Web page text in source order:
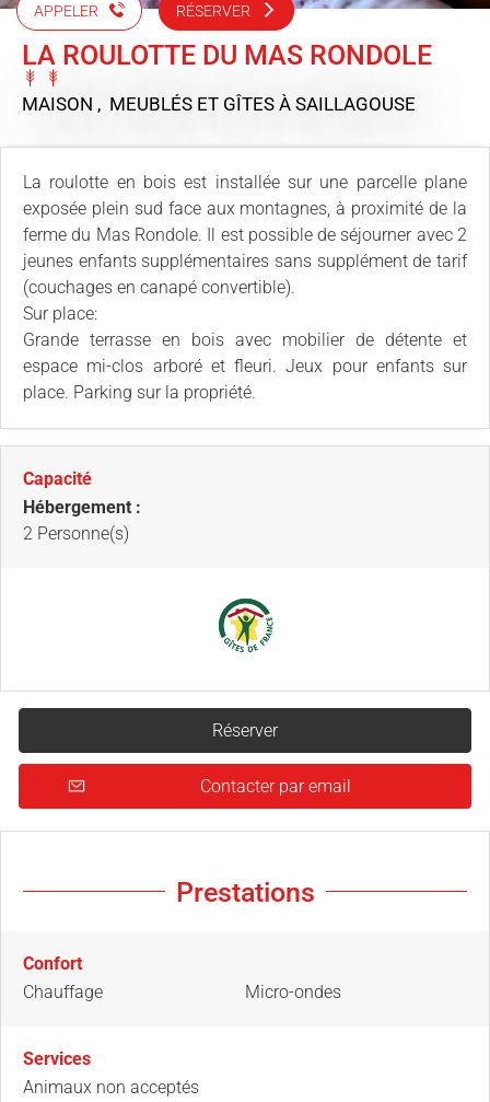
APPELER RÉSERVER
LA ROULOTTE DU MAS RONDOLE
MAISON , MEUBLÉS ET GÎTES À SAILLAGOUSE
La roulotte en bois est installée sur une parcelle plane
exposée plein sud face aux montagnes, à proximité de la
ferme du Mas Rondole. Il est possible de séjourner avec 2
jeunes enfants supplémentaires sans supplément de tarif
(couchages en canapé convertible).
Sur place:
Grande terrasse en bois avec mobilier de détente et
espace mi-clos arboré et fleuri. Jeux pour enfants sur
place. Parking sur la propriété.
Capacité
Hébergement :
2 Personne(s)
Réserver
Contacter par email
Prestations
Confort
Chauffage
Micro-ondes
Services
Animaux non acceptés